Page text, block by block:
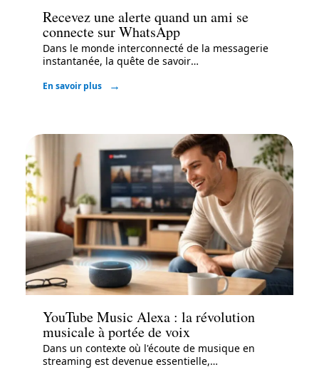
Recevez une alerte quand un ami se
connecte sur WhatsApp
Dans le monde interconnecté de la messagerie
instantanée, la quête de savoir…
En savoir plus
Actu
YouTube Music Alexa : la révolution
musicale à portée de voix
Dans un contexte où l'écoute de musique en
streaming est devenue essentielle,…